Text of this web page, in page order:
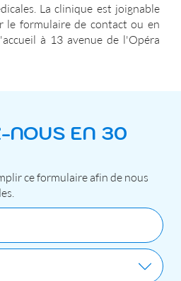
La clinique est joignable
le formulaire de contact ou en
à 13 avenue de l'Opéra
NOUS EN 30
ce formulaire afin de nous